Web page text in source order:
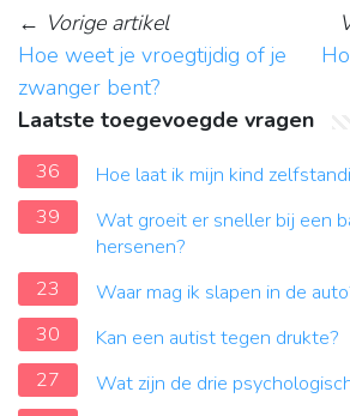
← Vorige artikel
Hoe weet je vroegtijdig of je
zwanger bent?
Laatste toegevoegde vragen
36
Hoe laat ik mijn kind
39
Wat groeit er sneller bij een
hersenen?
23
Waar mag ik slapen in de
30
Kan een autist tegen drukte?
27
Wat zijn de drie